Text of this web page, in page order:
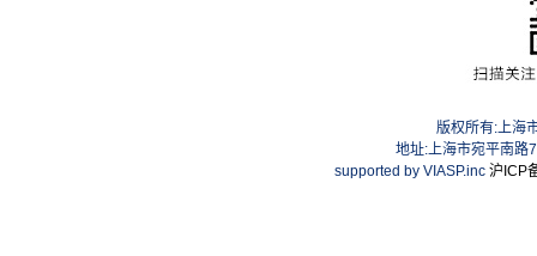
版权所有:上海
地址:上海市宛平南
supported by VIASP.inc 沪ICP